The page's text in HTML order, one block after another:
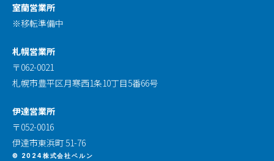
室蘭営業所
※移転準備中
札幌営業所
〒062-0021
札幌市豊平区月寒西1条10丁目5番66号
伊達営業所
〒052-0016
伊達市東浜町 51-76
© 2024株式会社ベルン